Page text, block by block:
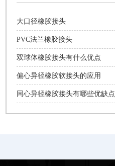
大口径橡胶接头
PVC法兰橡胶接头
双球体橡胶接头有什么优点
偏心异径橡胶软接头的应用
同心异径橡胶接头有哪些优缺点